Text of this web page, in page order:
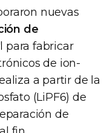
nuevas
de
para fabricar
de ion-
a partir de la
(LiPF6) de
de